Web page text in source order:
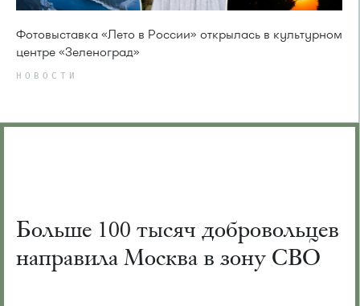
Фотовыставка «Лето в России» открылась в культурном
центре «Зеленоград»
НОВОСТИ
Больше 100 тысяч добровольцев
направила Москва в зону СВО